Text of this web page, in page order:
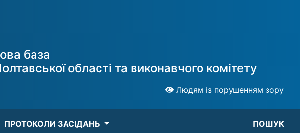
база
області та виконавчого комітету
Людям із порушенням зору
ПРОТОКОЛИ ЗАСІДАНЬ ПОШУК